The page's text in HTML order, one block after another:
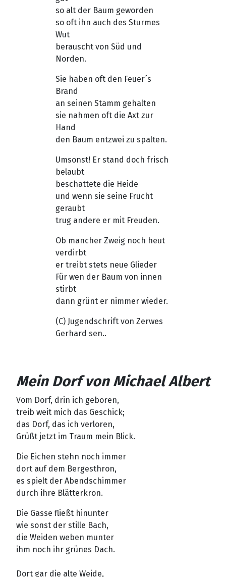
so alt der Baum geworden
so oft ihn auch des Sturmes
Wut
berauscht von Süd und
Norden.
Sie haben oft den Feuer´s
Brand
an seinen Stamm gehalten
sie nahmen oft die Axt zur
Hand
den Baum entzwei zu spalten.
Umsonst! Er stand doch frisch
belaubt
beschattete die Heide
und wenn sie seine Frucht
geraubt
trug andere er mit Freuden.
Ob mancher Zweig noch heut
verdirbt
er treibt stets neue Glieder
Für wen der Baum von innen
stirbt
dann grünt er nimmer wieder.
(C) Jugendschrift von Zerwes
Gerhard sen..
Mein Dorf von Michael Albert
Vom Dorf, drin ich geboren,
treib weit mich das Geschick;
das Dorf, das ich verloren,
Grüßt jetzt im Traum mein Blick.
Die Eichen stehn noch immer
dort auf dem Bergesthron,
es spielt der Abendschimmer
durch ihre Blätterkron.
Die Gasse fließt hinunter
wie sonst der stille Bach,
die Weiden weben munter
ihm noch ihr grünes Dach.
Dort gar die alte Weide,